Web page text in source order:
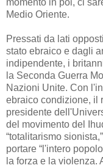
momento in poi, ci
Medio Oriente.
Pressati da lati
stato ebraico e dagli
indipendente, i
la Seconda Guerra
Nazioni Unite. Con
ebraico condizione, il
presidente
del movimento del
“totalitarismo
portare “l'intero
la forza e la violenza.